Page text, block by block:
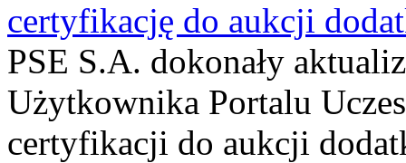
certyfikację do aukcji
PSE S.A. dokonały
Użytkownika Portalu
certyfikacji do aukcji